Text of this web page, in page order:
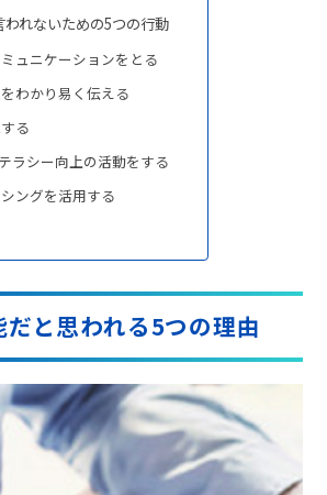
れないための5つの行動
ュニケーションをとる
わかり易く伝える
る
ラシー向上の活動をする
ングを活用する
と思われる5つの理由